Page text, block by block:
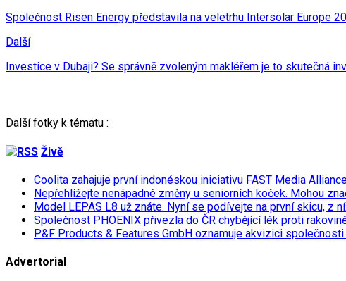
Společnost Risen Energy představila na veletrhu Intersolar Europe
Další
Investice v Dubaji? Se správně zvoleným makléřem je to skutečná
Další fotky k tématu :
Živě
Coolita zahajuje první indonéskou iniciativu FAST Media
Nepřehlížejte nenápadné změny u seniorních koček. Mohou
Model LEPAS L8 už znáte. Nyní se podívejte na první skicu, z
Společnost PHOENIX přivezla do ČR chybějící lék proti
P&F Products & Features GmbH oznamuje akvizici společnosti
Advertorial